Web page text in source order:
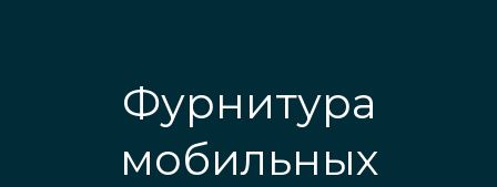
Фурнитура
мобильных